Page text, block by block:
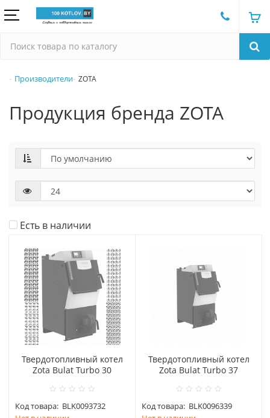
Производители ZOTA
Продукция бренда ZOTA
Есть в наличии
Твердотопливный котел
Zota Bulat Turbo 30
Код товара: BLK0093732
Твердотопливный котел
Zota Bulat Turbo 37
Код товара: BLK0096339